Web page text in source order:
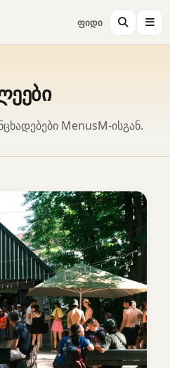
ფიდი
MenusM-ისგან.